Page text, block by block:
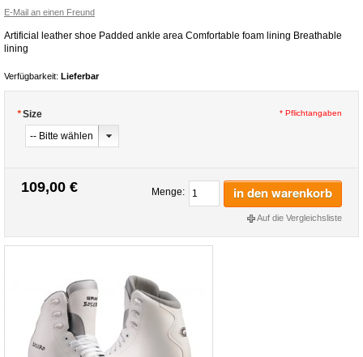
E-Mail an einen Freund
Artificial leather shoe Padded ankle area Comfortable foam lining Breathable
lining
Verfügbarkeit: Lieferbar
*Size * Pflichtangaben
109,00 € Menge: in den warenkorb
Auf die Vergleichsliste